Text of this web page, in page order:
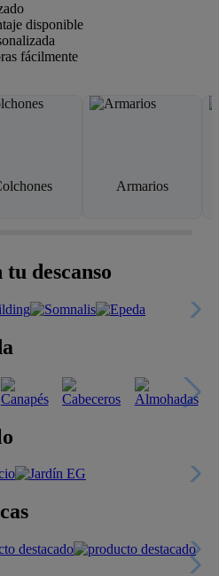
disponible
fácilmente
Armarios
descanso